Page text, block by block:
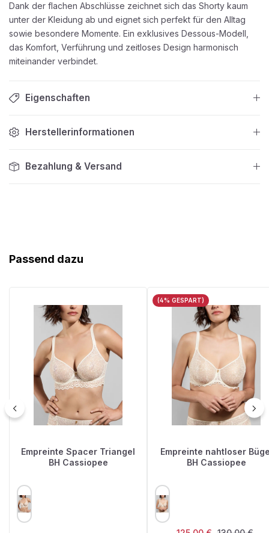
Dank der flachen Abschlüsse zeichnet sich das Shorty kaum
unter der Kleidung ab und eignet sich perfekt für den Alltag
sowie besondere Momente. Ein exklusives Dessous-Modell,
das Komfort, Verführung und zeitloses Design harmonisch
miteinander verbindet.
Eigenschaften
Herstellerinformationen
Bezahlung & Versand
Produktgalerie überspringen
Passend dazu
Empreinte Spacer Triangel
BH Cassiopee
FARBE
(4% GESPART)
Empreinte nahtloser
BH Cassiopee
FARBE